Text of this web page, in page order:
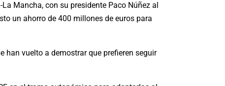
Mancha, con su presidente Paco Núñez al
un ahorro de 400 millones de euros para
han vuelto a demostrar que prefieren seguir